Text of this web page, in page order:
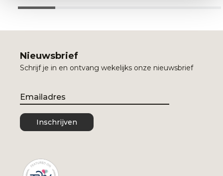
Nieuwsbrief
Schrijf je in en ontvang wekelijks onze nieuwsbrief
Email
Inschrijven